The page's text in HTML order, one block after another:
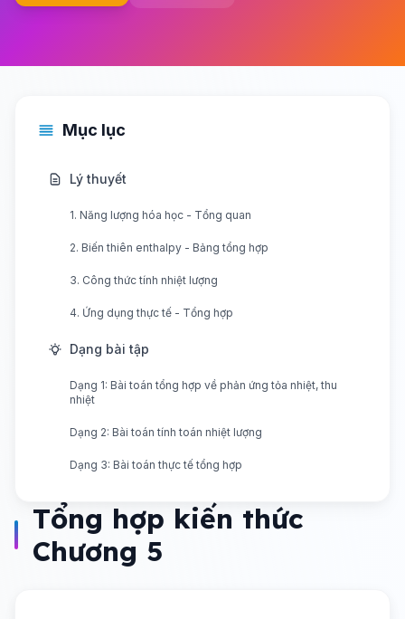
Mục lục
Lý thuyết
1. Năng lượng hóa học - Tổng quan
2. Biến thiên enthalpy - Bảng tổng hợp
3. Công thức tính nhiệt lượng
4. Ứng dụng thực tế - Tổng hợp
Dạng bài tập
Dạng 1: Bài toán tổng hợp về phản ứng tỏa nhiệt, thu
nhiệt
Dạng 2: Bài toán tính toán nhiệt lượng
Dạng 3: Bài toán thực tế tổng hợp
Tổng hợp kiến thức
Chương 5